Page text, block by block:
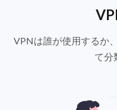
VPNは誰が使用するか
て分